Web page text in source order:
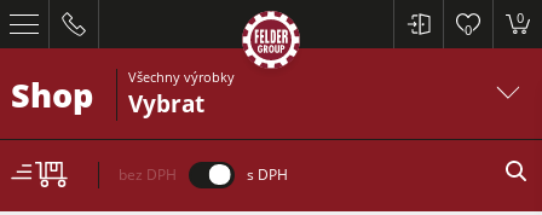
0
0
Shop Všechny výrobky
Vybrat
bez DPH s DPH